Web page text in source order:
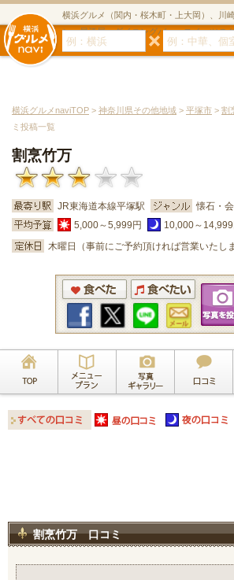
横浜グルメ（関内・桜木町・上大岡）、川
ン・居酒屋・ダイニングバー・スイーツの
横浜グルメnaviTOP > 神奈川県その他地域 > 平塚市 > 割
ミ投稿一覧
割烹竹万
JR東海道本線平塚駅
懐石・
5,000～5,999円
10,000～14,999
木曜日（事前にご予約頂ければ営業いたし
割烹竹万 口コミ